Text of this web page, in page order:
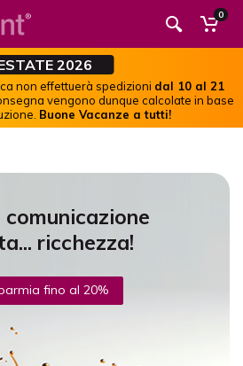
0
2026
non effettuerà spedizioni dal 10 al 21
vengono dunque calcolate in base
Buone Vacanze a tutti!
comunicazione
ricchezza!
fino al 20%